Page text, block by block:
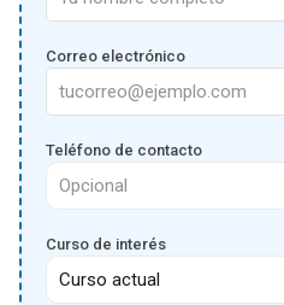
Correo electrónico
Teléfono de contacto
Curso de interés